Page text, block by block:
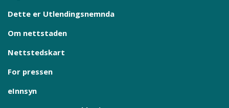
Dette er Utlendingsnemnda
Om nettstaden
Nettstedskart
For pressen
eInnsyn